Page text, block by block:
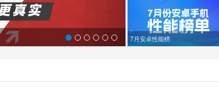
7月安卓性能榜